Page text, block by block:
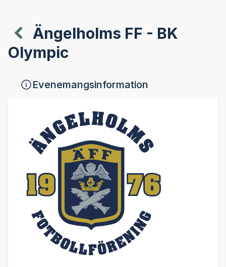
Ängelholms FF - BK
Olympic
Evenemangsinformation